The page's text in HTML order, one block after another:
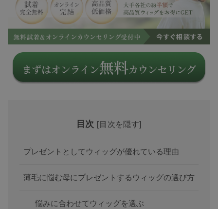
目次 [目次を隠す]
プレゼントとしてウィッグが優れている理由
薄毛に悩む母にプレゼントするウィッグの選び方
悩みに合わせてウィッグを選ぶ